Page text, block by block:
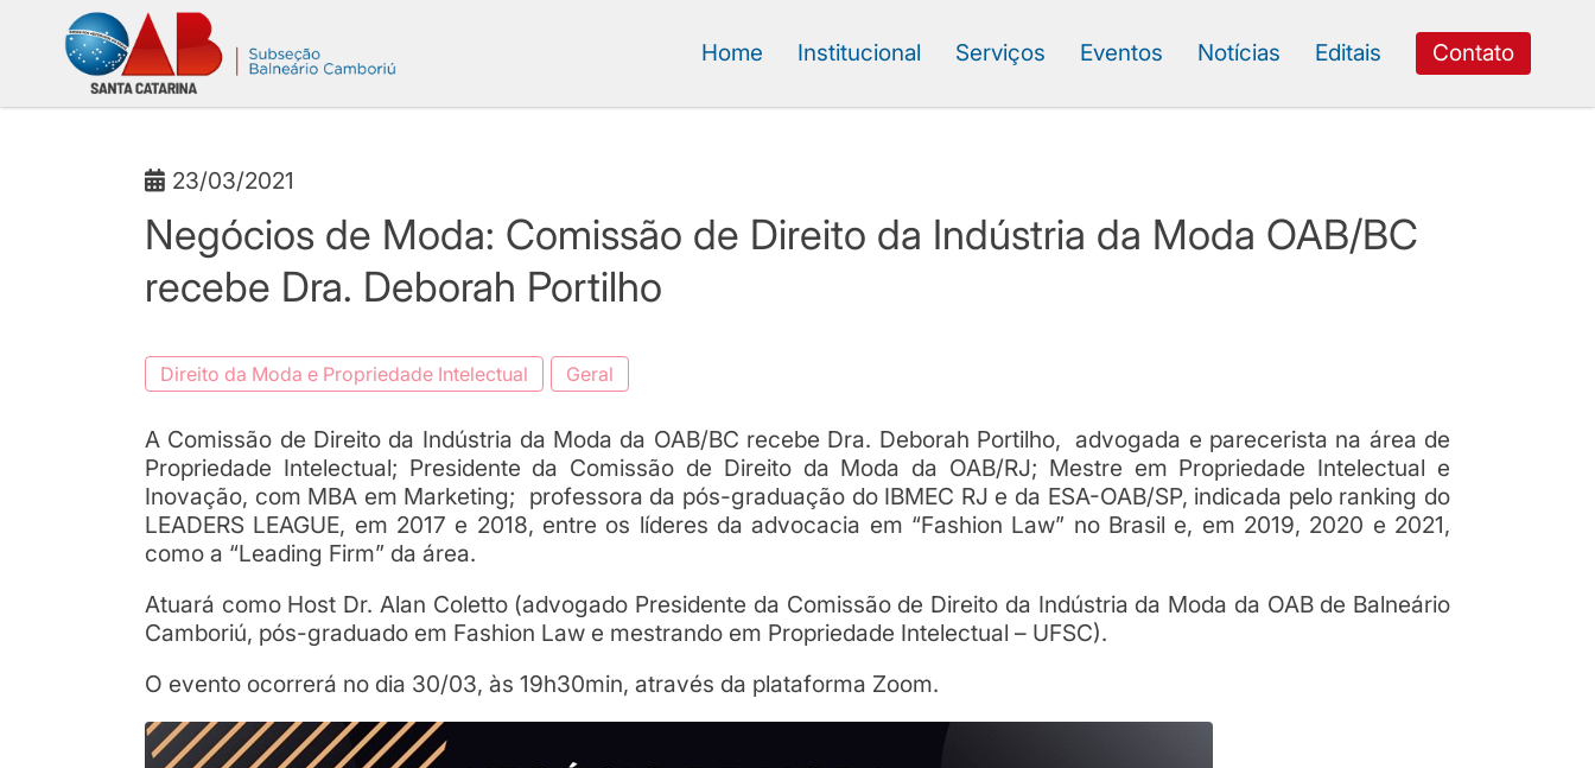
Home Institucional Serviços Eventos Notícias Editais Contato
23/03/2021
Negócios de Moda: Comissão de Direito da Indústria da Moda OAB/BC
recebe Dra. Deborah Portilho
Direito da Moda e Propriedade Intelectual Geral
A Comissão de Direito da Indústria da Moda da OAB/BC recebe Dra. Deborah Portilho, advogada e parecerista na área de
Propriedade Intelectual; Presidente da Comissão de Direito da Moda da OAB/RJ; Mestre em Propriedade Intelectual e
Inovação, com MBA em Marketing; professora da pós-graduação do IBMEC RJ e da ESA-OAB/SP, indicada pelo ranking do
LEADERS LEAGUE, em 2017 e 2018, entre os líderes da advocacia em “Fashion Law” no Brasil e, em 2019, 2020 e 2021,
como a “Leading Firm” da área.
Atuará como Host Dr. Alan Coletto (advogado Presidente da Comissão de Direito da Indústria da Moda da OAB de Balneário
Camboriú, pós-graduado em Fashion Law e mestrando em Propriedade Intelectual – UFSC).
O evento ocorrerá no dia 30/03, às 19h30min, através da plataforma Zoom.